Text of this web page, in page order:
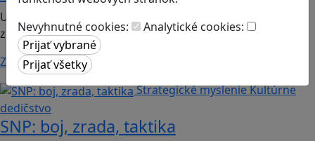
Nevyhnutné cookies:
Analytické cookies:
Unikátna metóda vyučovania informatiky a digitálnych
zručností pre 1. stupeň ZŠ.
Zistiť viac
Strategické myslenieKultúrne
dedičstvo
SNP: boj, zrada, taktika